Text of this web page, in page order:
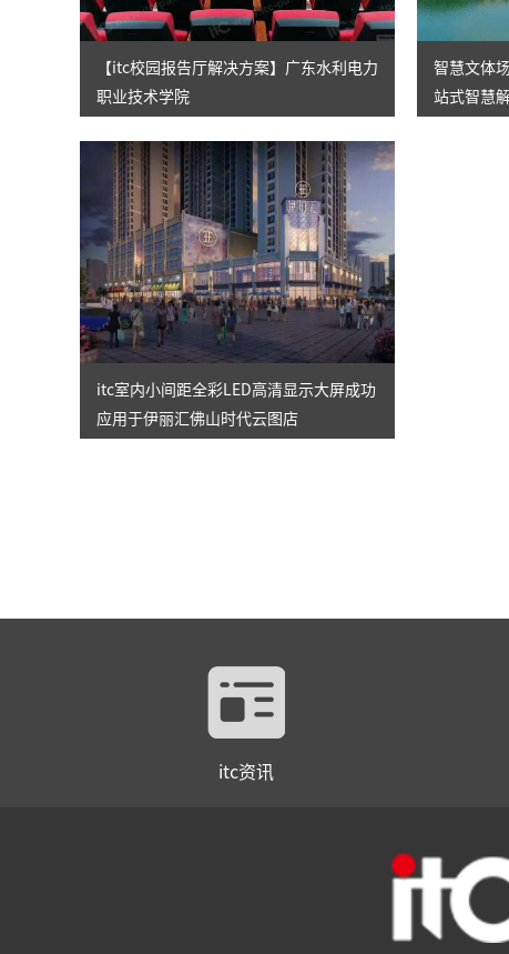
【itc校园报告厅解决方案】广东水利电力
职业技术学院
智慧文体
站式智慧
itc室内小间距全彩LED高清显示大屏成功
应用于伊丽汇佛山时代云图店
itc资讯